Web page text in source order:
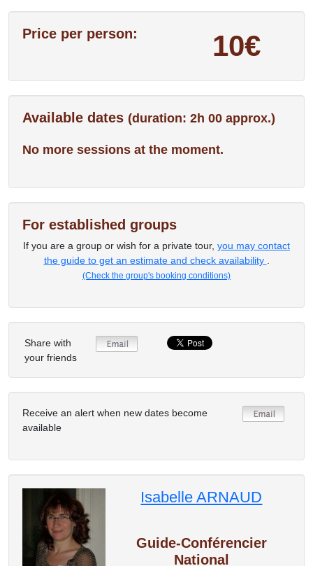
Price per person: 10€
Available dates (duration: 2h 00 approx.)
No more sessions at the moment.
For established groups
If you are a group or wish for a private tour, you may contact
the guide to get an estimate and check availability
(Check the group's booking conditions)
Share with
your friends
Receive an alert when new dates become
available
Isabelle ARNAUD
Guide-Conférencier
National